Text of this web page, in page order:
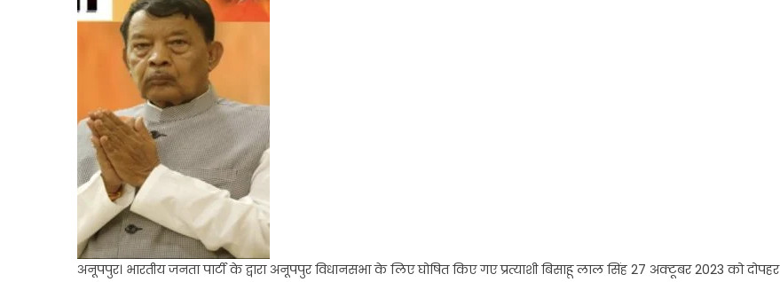
अनूपपुर। भारतीय जनता पार्टी के द्वारा अनूपपुर विधानसभा के लिए घोषित किए गए प्रत्याशी बिसाहू लाल सिंह 27 अक्टूबर 2023 को दोपहर